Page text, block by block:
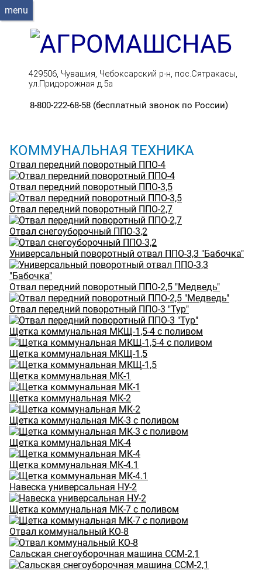
menu
429506, Чувашия, Чебоксарский р-н, пос.Сятракасы,
ул.Придорожная д.5а
8-800-222-68-58 (бесплатный звонок по России)
КОММУНАЛЬНАЯ ТЕХНИКА
Отвал передний поворотный ППО-4
Отвал передний поворотный ППО-3,5
Отвал передний поворотный ППО-2,7
Отвал снегоуборочный ППО-3,2
Универсальный поворотный отвал ППО-3,3 "Бабочка"
Отвал передний поворотный ППО-2,5 "Медведь"
Отвал передний поворотный ППО-3 "Тур"
Щетка коммунальная МКЩ-1,5-4 с поливом
Щетка коммунальная МКЩ-1,5
Щетка коммунальная МК-1
Щетка коммунальная МК-2
Щетка коммунальная МК-3 с поливом
Щетка коммунальная МК-4
Щетка коммунальная МК-4.1
Навеска универсальная НУ-2
Щетка коммунальная МК-7 с поливом
Отвал коммунальный КО-8
Сальская снегоуборочная машина ССМ-2,1